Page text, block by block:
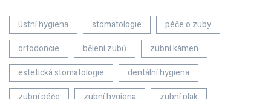
ústní hygiena stomatologie
péče o zuby
ortodoncie
bělení zubů
zubní kámen
estetická stomatologie
dentální hygiena